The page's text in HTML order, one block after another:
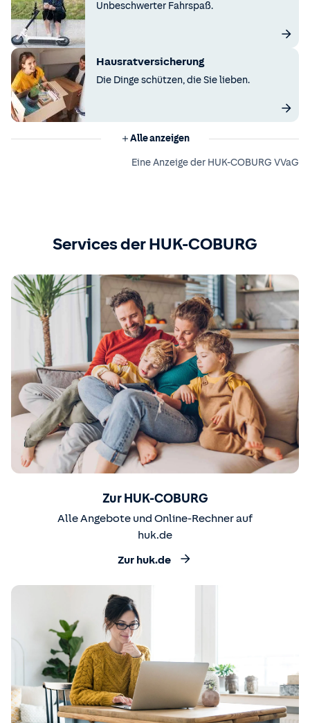
Unbeschwerter Fahrspaß.
Hausratversicherung
Die Dinge schützen, die Sie lieben.
Alle anzeigen
Eine Anzeige der HUK-COBURG VVaG
Services der HUK-COBURG
Zur HUK-COBURG
Alle Angebote und Online-Rechner auf
huk.de
Zur huk.de